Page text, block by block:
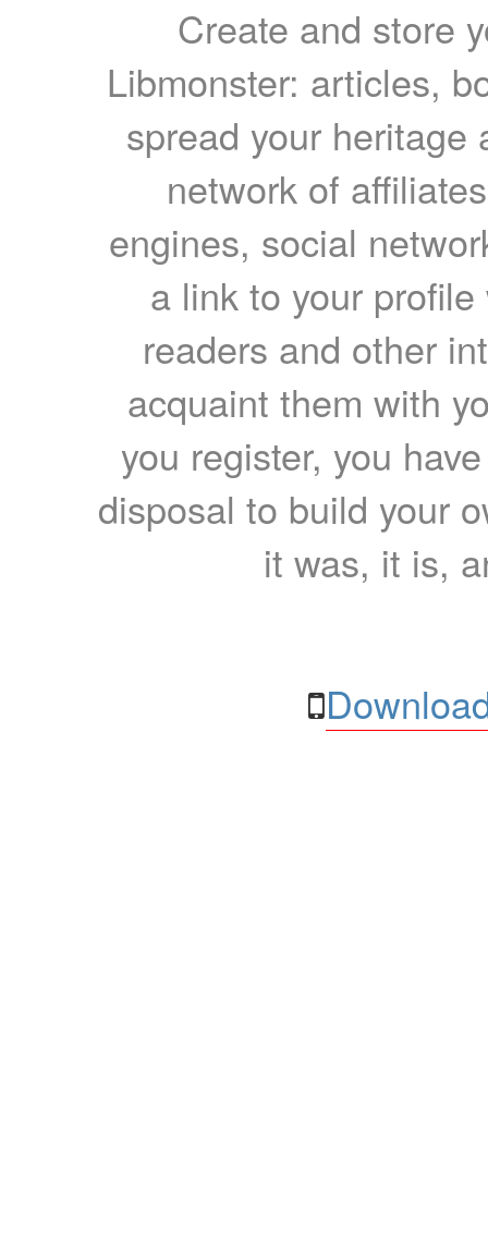
Create and store
Libmonster: articles,
spread your heritage
network of
engines, social
a link to your
readers and other
acquaint them with
you register, you
disposal to build your
it was, it is,